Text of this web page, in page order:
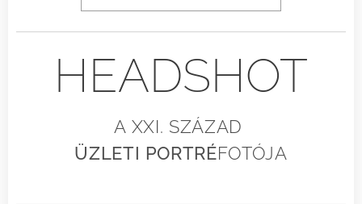
HEADSHOT
A XXI. SZÁZAD
ÜZLETI PORTRÉFOTÓJA